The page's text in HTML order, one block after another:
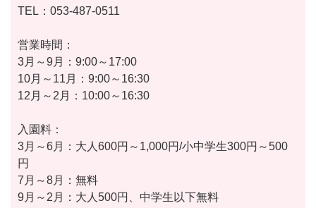
TEL：053-487-0511
営業時間：
3月～9月：9:00～17:00
10月～11月：9:00～16:30
12月～2月：10:00～16:30
入園料：
3月～6月：大人600円～1,000円/小中学生300円～500
円
7月～8月：無料
9月～2月：大人500円、中学生以下無料